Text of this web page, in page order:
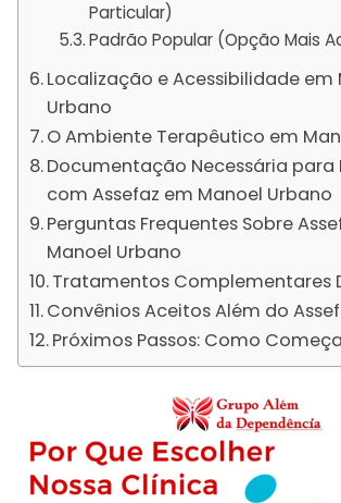
Particular)
Padrão Popular (Opção Mais
Localização e Acessibilidade em
Urbano
O Ambiente Terapêutico em
Documentação Necessária
com Assefaz em Manoel Urbano
Perguntas Frequentes Sobre
Manoel Urbano
Tratamentos Complementares
Convênios Aceitos Além do
Próximos Passos: Como